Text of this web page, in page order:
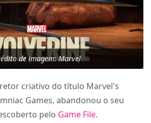
de imagem: Marvel
criativo do título Marvel's
Games, abandonou o seu
pelo Game File.